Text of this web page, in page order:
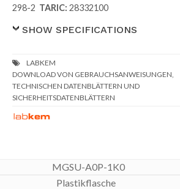
298-2 TARIC:28332100
SHOW SPECIFICATIONS
DOWNLOAD VON GEBRAUCHSANWEISUNGEN,
TECHNISCHEN DATENBLÄTTERN UND
SICHERHEITSDATENBLÄTTERN
MGSU-A0P-1K0
Plastikflasche